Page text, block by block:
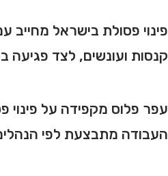
פינוי פסולת בישראל מחייב
קנסות ועונשים, לצד פגיעה
עפר פלוס מקפידה על
העבודה מתבצעת לפי